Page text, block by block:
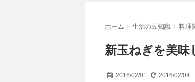
ホーム > 生活の豆知識 > 料理
新玉ねぎを美味
2016/02/01 2016/02/04